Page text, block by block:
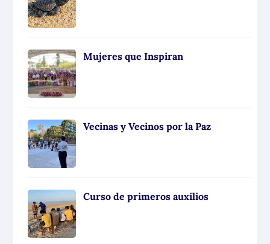
Mujeres que Inspiran
Vecinas y Vecinos por la Paz
Curso de primeros auxilios